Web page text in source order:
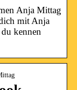
Anja Mittag
mit Anja
kennen